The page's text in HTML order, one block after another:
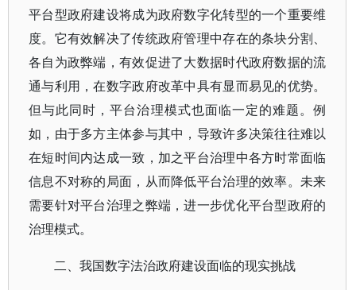
平台型政府建设将成为政府数字化转型的一个重要维
度。它有效解决了传统政府管理中存在的条块分割、
各自为政弊端，有效促进了大数据时代政府数据的流
通与利用，在数字政府改革中具有显而易见的优势。
但与此同时，平台治理模式也面临一定的难题。例
如，由于多方主体参与其中，导致许多决策往往难以
在短时间内达成一致，加之平台治理中各方时常面临
信息不对称的局面，从而降低平台治理的效率。未来
需要针对平台治理之弊端，进一步优化平台型政府的
治理模式。
二、我国数字法治政府建设面临的现实挑战